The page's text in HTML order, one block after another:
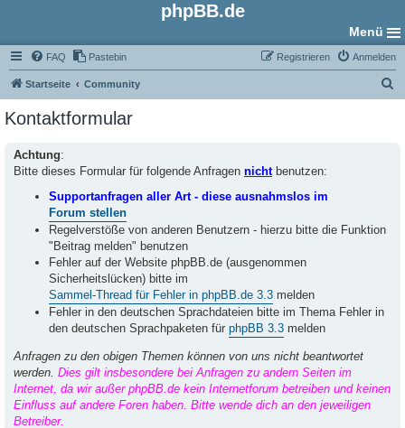
phpBB.de
Menü
FAQ Pastebin Anmelden
Registrieren
Startseite Community
Kontaktformular
Achtung:
Bitte dieses Formular für folgende Anfragen nichtbenutzen:
Supportanfragen aller Art - diese ausnahmslos im
Forum stellen
Regelverstöße von anderen Benutzern - hierzu bitte die Funktion
"Beitrag melden" benutzen
Fehler auf der Website phpBB.de (ausgenommen
Sicherheitslücken) bitte im
Sammel-Thread für Fehler in phpBB.de 3.3 melden
Fehler in den deutschen Sprachdateien bitte im Thema Fehler in
den deutschen Sprachpaketen für phpBB 3.3 melden
Anfragen zu den obigen Themen können von uns nicht beantwortet
werden. Dies gilt insbesondere bei Anfragen zu andern Seiten im
Internet, da wir außer phpBB.de kein Internetforum betreiben und keinen
Einfluss auf andere Foren haben. Bitte wende dich an den jeweiligen
Betreiber.